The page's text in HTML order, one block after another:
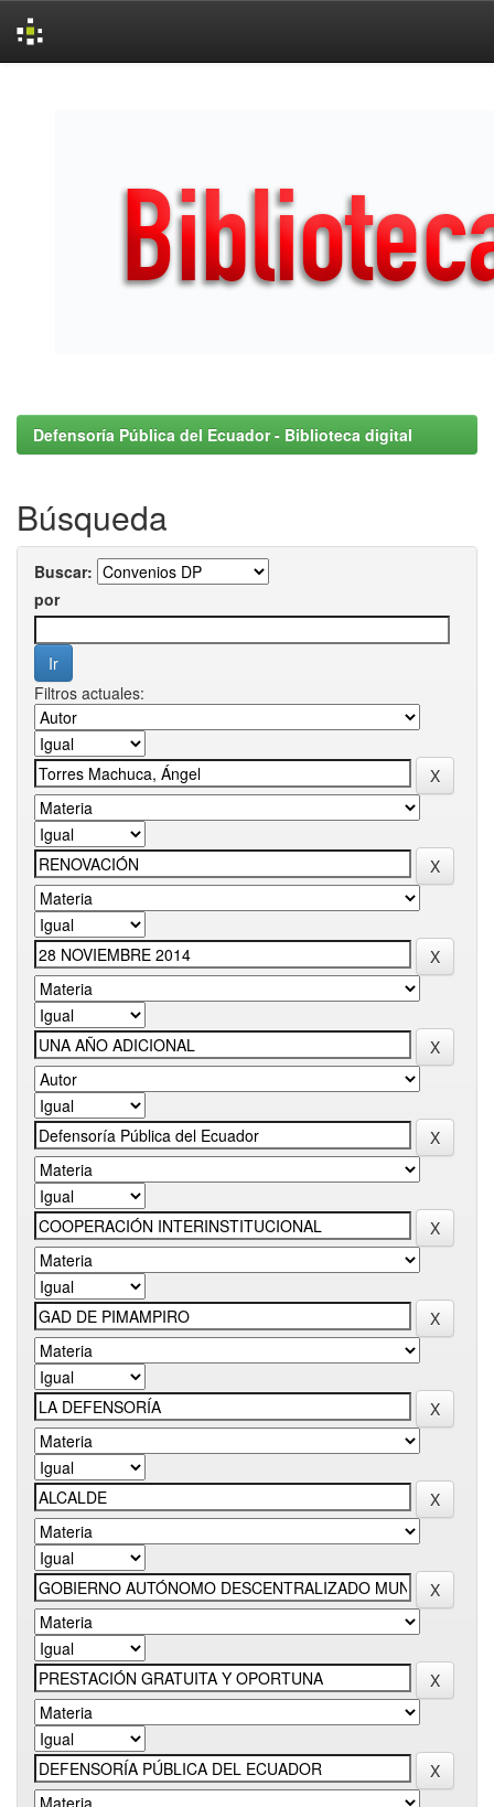
Defensoría Pública del Ecuador - Biblioteca digital
Búsqueda
Buscar:
por
Filtros actuales: